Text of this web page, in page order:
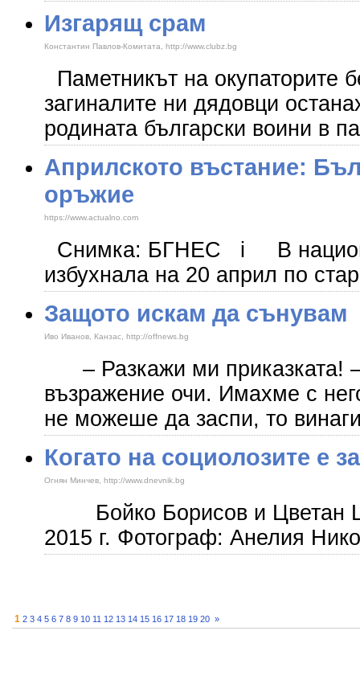
Изгарящ срам
Константин Павлов-Комитата, http://www.clubz.bg
Паметникът на окупаторите
загиналите ни дядовци
родината български воини в
Априлското въстание:
оръжие
https://www.actualno.com
Снимка: БГНЕС i В
избухнала на 20 април по
Защото искам да сънувам
Иво Иванов, Канзас, http://offnews.bg
– Разкажи ми приказката!
възражение очи. Имахме с
не можеше да заспи, то
Когато на социолозите е
Огнян Минчев, http://www.dnevnik.bg
Бойко Борисов и Цветан
2015 г. Фотограф: Анелия
1 2 3 4 5 6 7 8 9 10 11 12 13 14 15 16 17 18 19 20 »